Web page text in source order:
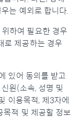
는 예외로 합니다.
하여 필요한 경우
로 제공하는 경우
있어 동의를 받고
원(소속, 성명 및
이용목적, 제3자에
목적 및 제공할 정보